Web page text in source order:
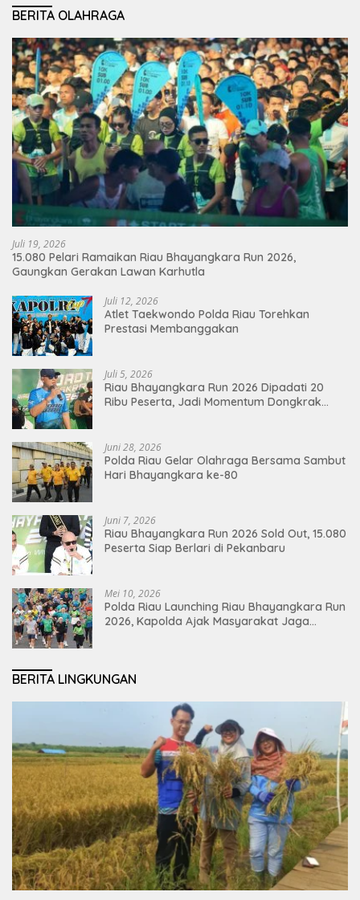
BERITA OLAHRAGA
Juli 19, 2026
15.080 Pelari Ramaikan Riau Bhayangkara Run 2026,
Gaungkan Gerakan Lawan Karhutla
Juli 12, 2026
Atlet Taekwondo Polda Riau Torehkan
Prestasi Membanggakan
Juli 5, 2026
Riau Bhayangkara Run 2026 Dipadati 20
Ribu Peserta, Jadi Momentum Dongkrak
Juni 28, 2026
Polda Riau Gelar Olahraga Bersama Sambut
Hari Bhayangkara ke-80
Juni 7, 2026
Riau Bhayangkara Run 2026 Sold Out, 15.080
Peserta Siap Berlari di Pekanbaru
Mei 10, 2026
Polda Riau Launching Riau Bhayangkara Run
2026, Kapolda Ajak Masyarakat Jaga
BERITA LINGKUNGAN